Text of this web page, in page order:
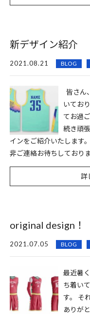
新デザイン紹介
2021.08.21 BLOG
皆さん
いてお
てお過
続き頑
インをご紹介いたします
非ご連絡お待ちしており
詳
original design！
2021.07.05 BLOG
最近暑
ち着い
す。 そ
ありが